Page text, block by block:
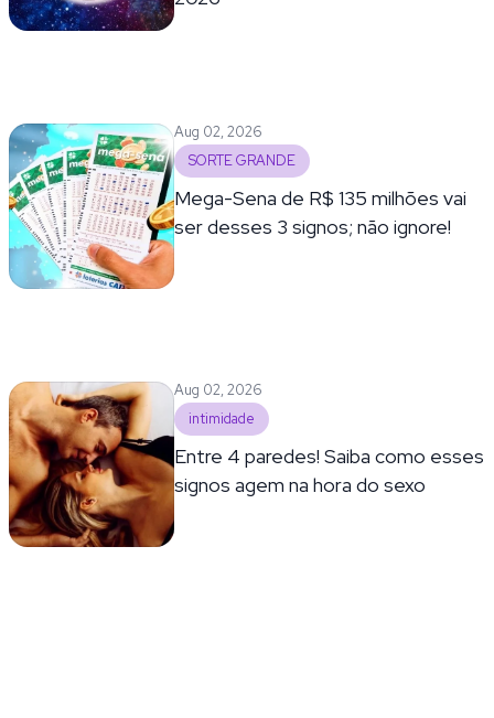
Aug 02, 2026
SORTE GRANDE
Mega-Sena de R$ 135 milhões vai
ser desses 3 signos; não ignore!
Aug 02, 2026
intimidade
Entre 4 paredes! Saiba como esses
signos agem na hora do sexo